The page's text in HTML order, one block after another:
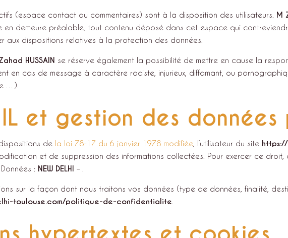
(espace contact ou commentaires) sont à la disposition des utilisateurs. M
en demeure préalable, tout contenu déposé dans cet espace qui
aux dispositions relatives à la protection des données.
HUSSAIN se réserve également la possibilité de mettre en cause la
en cas de message à caractère raciste, injurieux, diffamant, ou
…).
et gestion des données
de la loi 78-17 du 6 janvier 1978 modifiée , l’utilisateur du site
et de suppression des informations collectées. Pour exercer ce droit,
: NEW DELHI– .
sur la façon dont nous traitons vos données (type de données, finalité,
toulouse.com/politique-de-confidentialite